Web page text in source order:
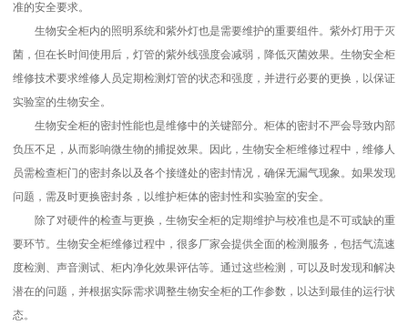
准的安全要求。
生物安全柜内的照明系统和紫外灯也是需要维护的重要组件。紫外灯用于灭
菌，但在长时间使用后，灯管的紫外线强度会减弱，降低灭菌效果。生物安全柜
维修技术要求维修人员定期检测灯管的状态和强度，并进行必要的更换，以保证
实验室的生物安全。
生物安全柜的密封性能也是维修中的关键部分。柜体的密封不严会导致内部
负压不足，从而影响微生物的捕捉效果。因此，生物安全柜维修过程中，维修人
员需检查柜门的密封条以及各个接缝处的密封情况，确保无漏气现象。如果发现
问题，需及时更换密封条，以维护柜体的密封性和实验室的安全。
除了对硬件的检查与更换，生物安全柜的定期维护与校准也是不可或缺的重
要环节。生物安全柜维修过程中，很多厂家会提供全面的检测服务，包括气流速
度检测、声音测试、柜内净化效果评估等。通过这些检测，可以及时发现和解决
潜在的问题，并根据实际需求调整生物安全柜的工作参数，以达到最佳的运行状
态。